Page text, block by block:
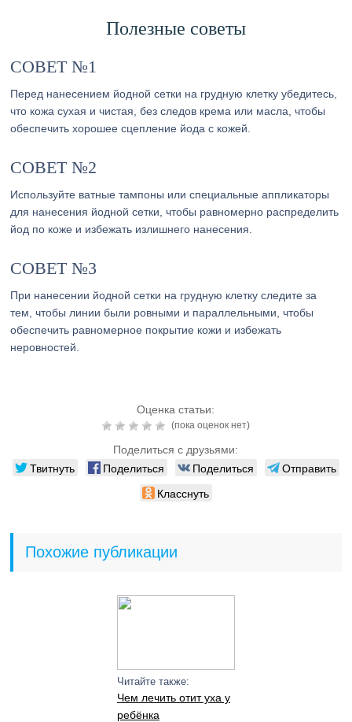
Полезные советы
СОВЕТ №1
Перед нанесением йодной сетки на грудную клетку убедитесь,
что кожа сухая и чистая, без следов крема или масла, чтобы
обеспечить хорошее сцепление йода с кожей.
СОВЕТ №2
Используйте ватные тампоны или специальные аппликаторы
для нанесения йодной сетки, чтобы равномерно распределить
йод по коже и избежать излишнего нанесения.
СОВЕТ №3
При нанесении йодной сетки на грудную клетку следите за
тем, чтобы линии были ровными и параллельными, чтобы
обеспечить равномерное покрытие кожи и избежать
неровностей.
Оценка статьи:
(пока оценок нет)
Поделиться с друзьями:
Твитнуть Поделиться Поделиться
Отправить
Класснуть
Похожие публикации
Читайте также:
Чем лечить отит уха у
ребёнка